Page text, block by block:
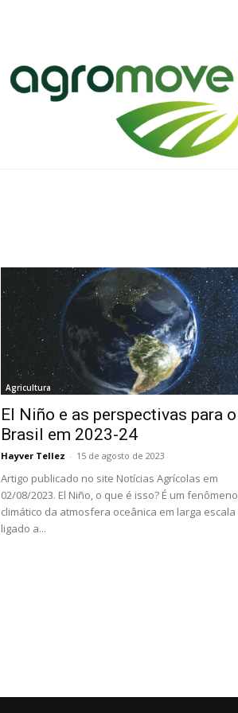
Agricultura
El Niño e as perspectivas para o
Brasil em 2023-24
Hayver Tellez - 15 de agosto de 2023
Artigo publicado no site Notícias Agrícolas em
02/08/2023. El Niño, o que é isso? É um fenômeno
climático da atmosfera oceânica em larga escala
ligado a...